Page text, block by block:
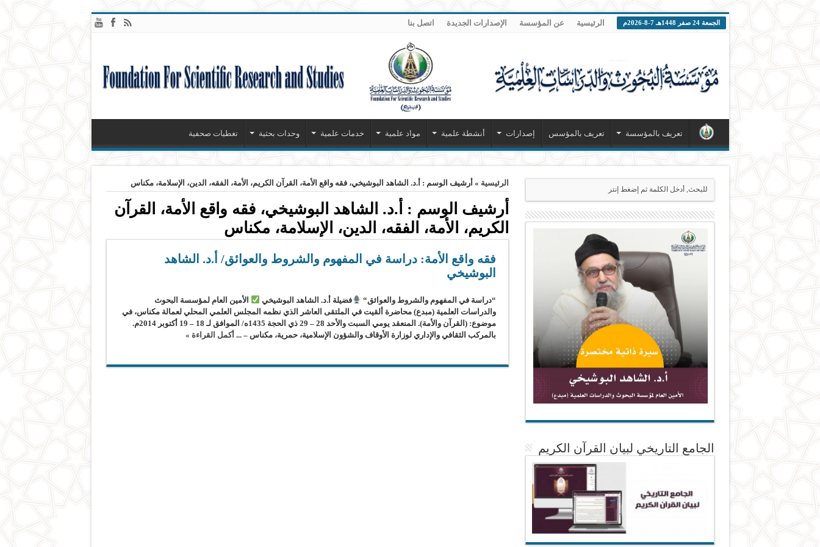
الجمعة 24 صفر 1448هـ 7-8-2026م الرئيسية عن المؤسسة الإصدارات الجديدة اتصل بنا
تعريف بالمؤسسة تعريف بالمؤسس إصدارات أنشطة علمية مواد علمية خدمات علمية وحدات بحثية تغطيات صحفية
الرئيسية » أرشيف الوسم : أ.د. الشاهد البوشيخي، فقه واقع الأمة، القرآن الكريم، الأمة، الفقه، الدين، الإسلامة، مكناس
أرشيف الوسم : أ.د. الشاهد البوشيخي، فقه واقع الأمة، القرآن
الكريم، الأمة، الفقه، الدين، الإسلامة، مكناس
فقه واقع الأمة: دراسة في المفهوم والشروط والعوائق/ أ.د. الشاهد
البوشيخي
“دراسة في المفهوم والشروط والعوائق“ فضيلة أ.د. الشاهد البوشيخي
الأمين العام لمؤسسة البحوث
والدراسات العلمية (مبدع) محاضرة ألقيت في الملتقى العاشر الذي نظمه المجلس العلمي المحلي لعمالة مكناس، في
موضوع: (القرآن والأمة). المنعقد يومي السبت والأحد 28 – 29 ذي الحجة 1435ه/ الموافق لـ 18 – 19 أكتوبر 2014م.
بالمركب الثقافي والإداري لوزارة الأوقاف والشؤون الإسلامية، حمرية، مكناس – ... أكمل القراءة »
الجامع التاريخي لبيان القرآن الكريم